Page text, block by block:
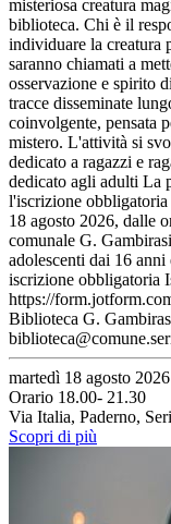
misteriosa creatura
biblioteca. Chi è il
individuare la creatura
saranno chiamati a
osservazione e spirito
tracce disseminate
coinvolgente, pensata
mistero. L'attività si
dedicato a ragazzi e
dedicato agli adulti La
l'iscrizione
18 agosto 2026, dalle
comunale G.
adolescenti dai 16
iscrizione obbligatoria
https://
Biblioteca G.
martedì 18 agosto 2026
Orario 18.00- 21.30
Via Italia, Paderno,
Scopri di più